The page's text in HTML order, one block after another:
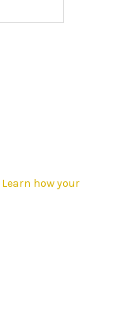
Learn how your